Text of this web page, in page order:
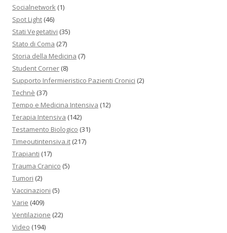
Socialnetwork (1)
Spot Light (46)
Stati Vegetativi (35)
Stato di Coma (27)
Storia della Medicina (7)
Student Corner (8)
Supporto Infermieristico Pazienti Cronici (2)
Technè (37)
Tempo e Medicina Intensiva (12)
Terapia Intensiva (142)
Testamento Biologico (31)
Timeoutintensiva.it (217)
Trapianti (17)
Trauma Cranico (5)
Tumori (2)
Vaccinazioni (5)
Varie (409)
Ventilazione (22)
Video (194)